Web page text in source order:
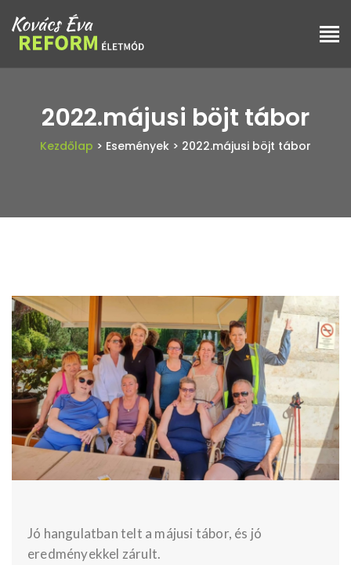
2022.májusi böjt tábor
Kezdőlap > Események > 2022.májusi böjt tábor
Jó hangulatban telt a májusi tábor, és jó
eredményekkel zárult.